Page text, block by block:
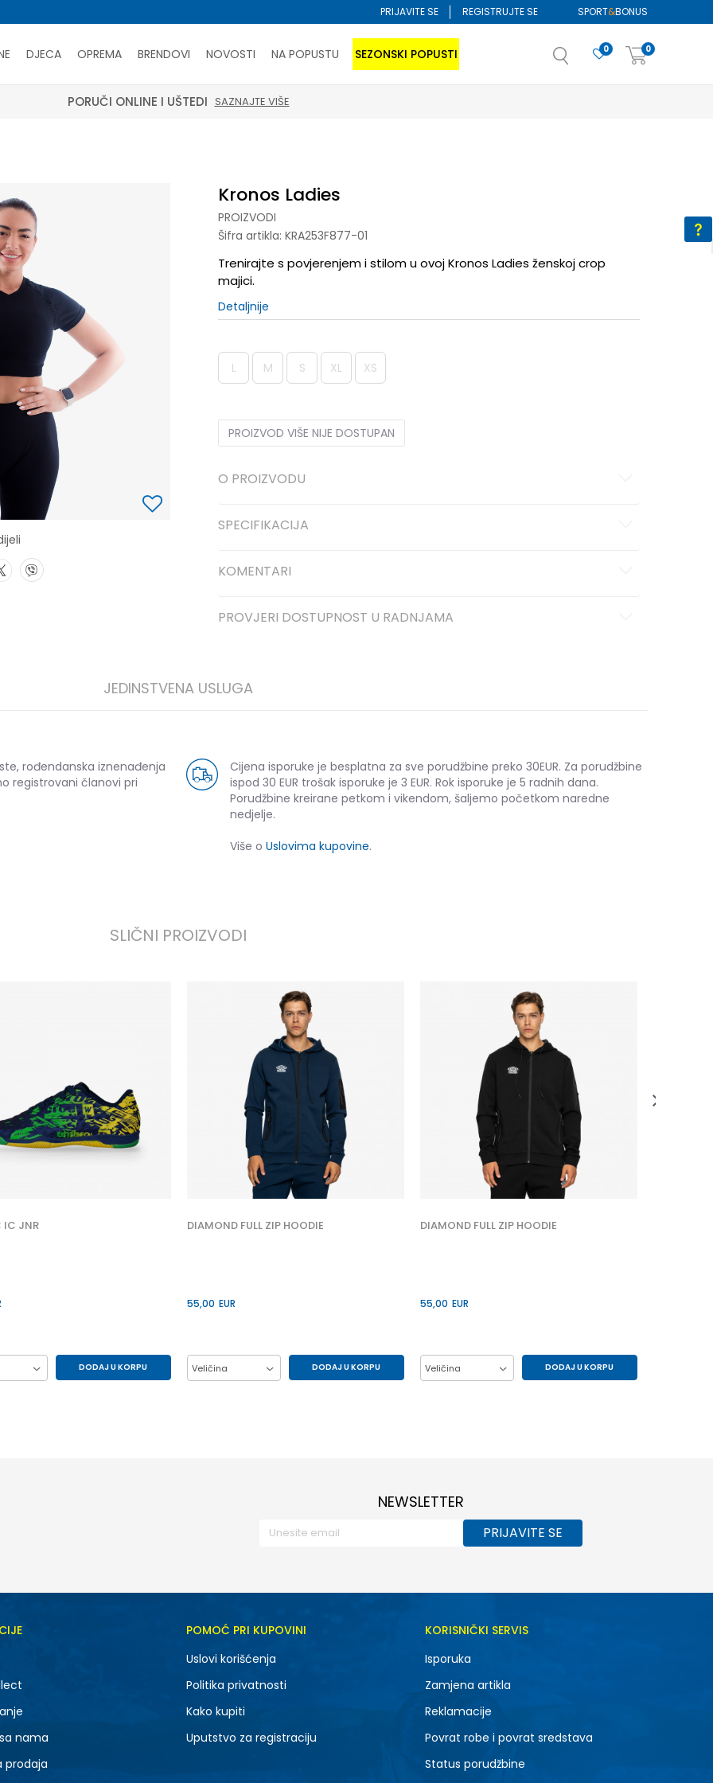
SPORT&BONUS
PRIJAVITE SE REGISTRUJTE SE
DJECA OPREMA BRENDOVI NOVOSTI NA POPUSTU SEZONSKI POPUSTI 0
0
PORUČI ONLINE I UŠTEDI SAZNAJTE VIŠE
Kronos Ladies
PROIZVODI
Šifra artikla: KRA253F877-01
Trenirajte s povjerenjem i stilom u ovoj Kronos Ladies ženskoj crop
majici.
Detaljnije
L M S XL XS
PROIZVOD VIŠE NIJE DOSTUPAN
O PROIZVODU
SPECIFIKACIJA
KOMENTARI
PROVJERI DOSTUPNOST U RADNJAMA
JEDINSTVENA USLUGA
rođendanska iznenađenja
registrovani članovi pri
Cijena isporuke je besplatna za sve porudžbine preko 30EUR. Za porudžbine
ispod 30 EUR trošak isporuke je 3 EUR. Rok isporuke je 5 radnih dana.
Porudžbine kreirane petkom i vikendom, šaljemo početkom naredne
nedjelje.
Više o Uslovima kupovine.
SLIČNI PROIZVODI
IC JNR
DODAJ U KORPU
DIAMOND FULL ZIP HOODIE
55,00 EUR
Veličina DODAJ U KORPU
DIAMOND FULL ZIP HOODIE
55,00 EUR
Veličina DODAJ U KORPU
59,00
NEWSLETTER
PRIJAVITE SE
nama
prodaja
POMOĆ PRI KUPOVINI
Uslovi korišćenja
Politika privatnosti
Kako kupiti
Uputstvo za registraciju
KORISNIČKI SERVIS
Isporuka
Zamjena artikla
Reklamacije
Povrat robe i povrat sredstava
Status porudžbine